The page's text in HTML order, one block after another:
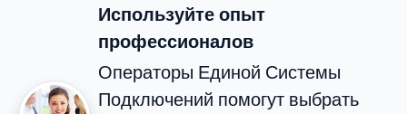
Используйте опыт
профессионалов
Операторы Единой Системы
Подключений помогут выбрать